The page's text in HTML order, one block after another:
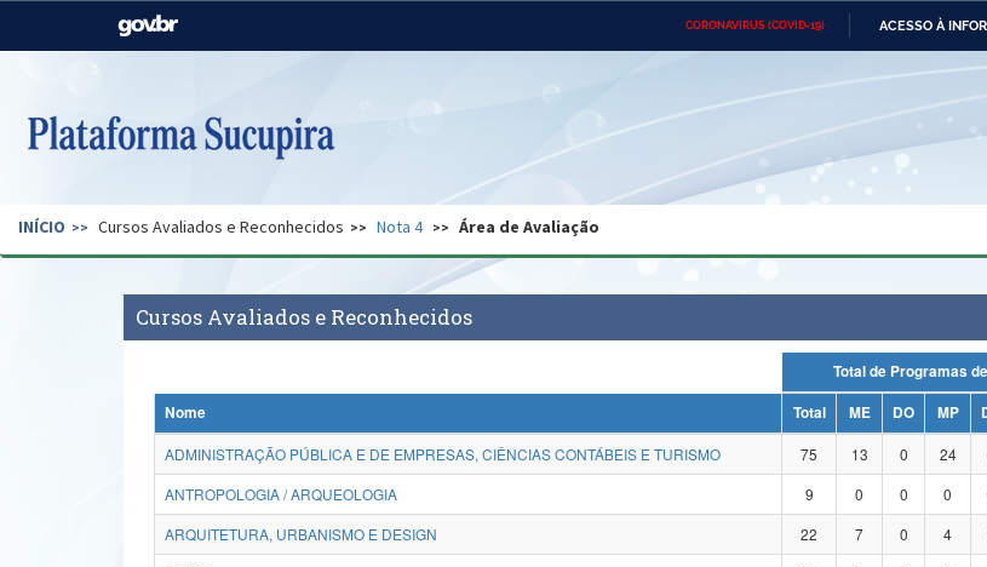
CORONAVÍRUS (COVID-19) ACESSO À
Casa Civil Ministério das Relações
Pecuária e Abastecimento
Ministério do Desenvolvimento
Regional
Secretaria de Governo Gabinete de Segurança Advocacia-Geral da União Banco Central do Brasil
INÍCIO Cursos Avaliados e Reconhecidos Nota 4 Área de Avaliação
Cursos Avaliados e Reconhecidos
Nome
Total ME DO MP
ADMINISTRAÇÃO PÚBLICA E DE EMPRESAS, CIÊNCIAS CONTÁBEIS E TURISMO
75 13 0 24
ANTROPOLOGIA / ARQUEOLOGIA
9 0 0 0
ARQUITETURA, URBANISMO E DESIGN
22 7 0 4